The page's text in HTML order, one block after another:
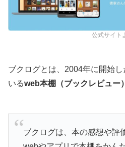
公式サイト
ブクログとは、2004年に開始
いるweb本棚（ブックレビュー
ブクログは、本の感想や評